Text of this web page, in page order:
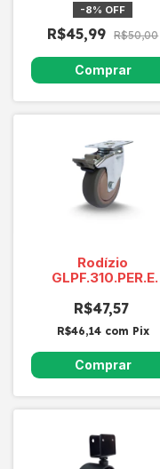
-8% OFF
R$45,99 R$50,00
Rodízio
GLPF.310.PER.E
Moderna
R$47,57
R$46,14 com Pix